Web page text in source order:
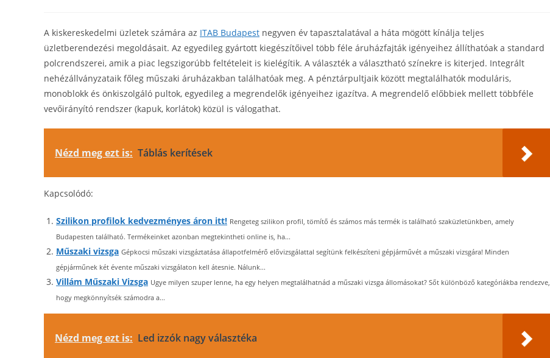
A kiskereskedelmi üzletek számára az ITAB Budapest negyven év tapasztalatával a háta mögött kínálja teljes
üzletberendezési megoldásait. Az egyedileg gyártott kiegészítőivel több féle áruházfajták igényeihez állíthatóak a standard
polcrendszerei, amik a piac legszigorúbb feltételeit is kielégítik. A választék a választható színekre is kiterjed. Integrált
nehézállványzataik főleg műszaki áruházakban találhatóak meg. A pénztárpultjaik között megtalálhatók moduláris,
monoblokk és önkiszolgáló pultok, egyedileg a megrendelők igényeihez igazítva. A megrendelő előbbiek mellett többféle
vevőirányító rendszer (kapuk, korlátok) közül is válogathat.
Nézd meg ezt is: Táblás kerítések
Kapcsolódó:
Szilikon profilok kedvezményes áron itt! Rengeteg szilikon profil, tömítő és számos más termék is található szaküzletünkben, amely
Budapesten található. Termékeinket azonban megtekintheti online is, ha...
Műszaki vizsga Gépkocsi műszaki vizsgáztatása állapotfelmérő elővizsgálattal segítünk felkészíteni gépjárművét a műszaki vizsgára! Minden
gépjárműnek két évente műszaki vizsgálaton kell átesnie. Nálunk...
Villám Műszaki Vizsga Ugye milyen szuper lenne, ha egy helyen megtalálhatnád a műszaki vizsga állomásokat? Sőt különböző kategóriákba rendezve,
hogy megkönnyítsék számodra a...
Nézd meg ezt is: Led izzók nagy választéka